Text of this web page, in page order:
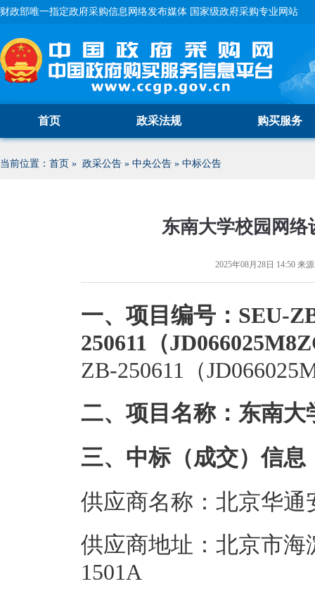
财政部唯一指定政府采购信息网络发布媒体 国家级政府采购专业网站
首页 政采法规 购买服务
当前位置： 首页 » 政采公告 » 中央公告 » 中标公告
东南大学校园网
2025年08月28日 14:50 来
一、项目编号：SEU-
250611（
ZB-250611（
二、项目名称：东南
三、中标（成交）信息
供应商名称：北京华通
供应商地址：北京市海
1501A